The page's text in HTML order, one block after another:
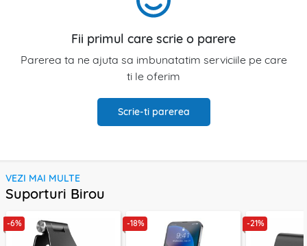
Fii primul care scrie o parere
Parerea ta ne ajuta sa imbunatatim serviciile pe care
ti le oferim
Scrie-ti parerea
VEZI MAI MULTE
Suporturi Birou
-6% -18% -21%